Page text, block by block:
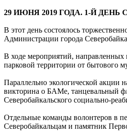
29 ИЮНЯ 2019 ГОДА. 1-Й ДЕНЬ
В этот день состоялось
Администрации города
В ходе мероприятий, направленных
парковой территории от бытового
Параллельно экологической
викторина о БАМе, танцевальный
Северобайкальского социально-
Отдельные команды волонтеров в
Северобайкальцам и памятник